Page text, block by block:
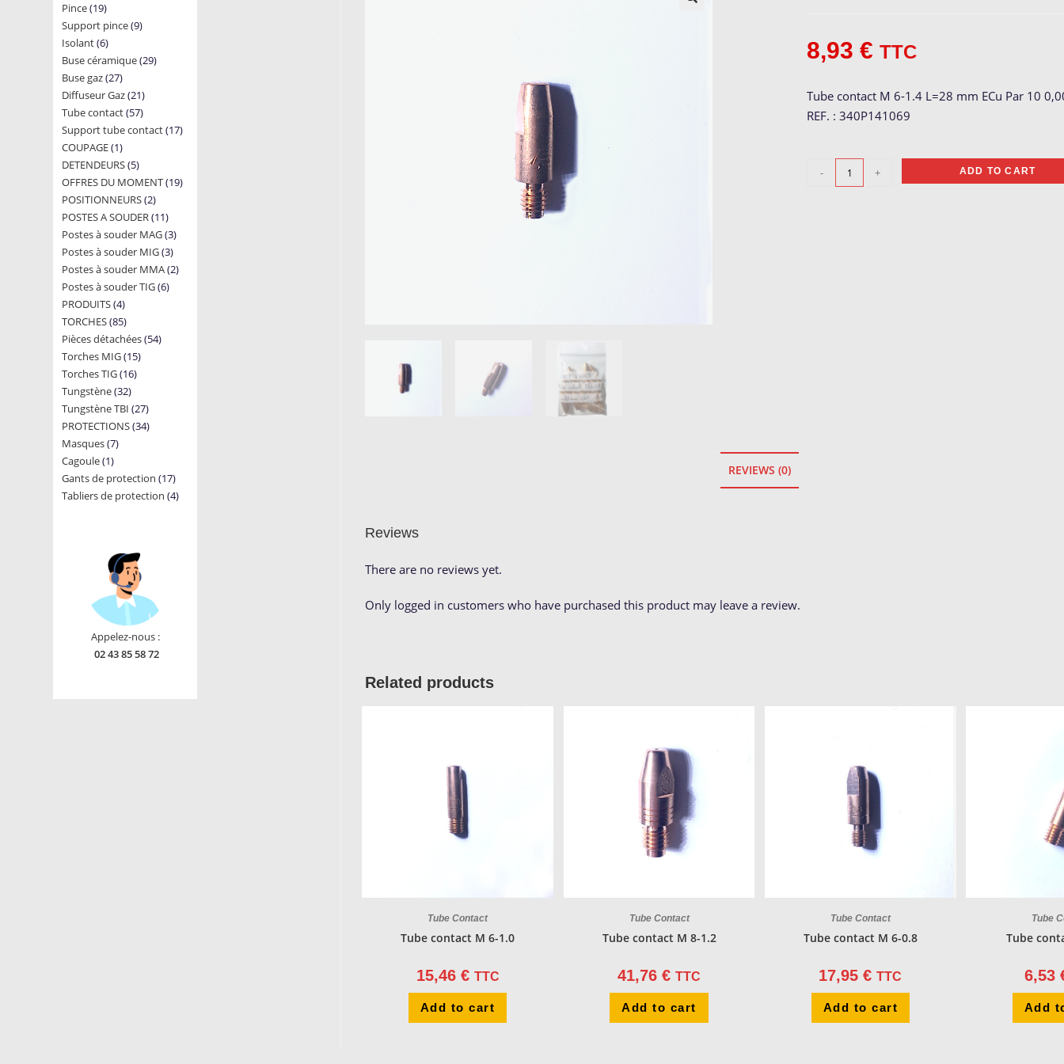
8,93€ TTC
Tube contact M 6-1.4 L=28 mm ECu Par 10
REF. : 340P141069
contact
- + ADD TO CART
REVIEWS (0)
Reviews
There are no reviews yet.
Only logged in customers who have purchased this product may leave a review.
Related products
Tube Contact
Tube contact M 6-1.0
15,46 € TTC
Add to cart
Tube Contact
Tube contact M 8-1.2
41,76 € TTC
Add to cart
Tube Contact
Tube contact M 6-0.8
17,95€ TTC
Add to cart
Tube
Tube
6,53
Add
Pince 1919
products
Support pince 99
Isolant 66
products
Buse céramique 2929
Buse gaz 2727
products
Diffuseur Gaz 2121
products
Tube contact 5757
products
Support tube contact 1717
COUPAGE 11
product
DETENDEURS 55
products
OFFRES DU MOMENT 1919
POSITIONNEURS 22
products
POSTES A SOUDER 1111
products
Postes à souder MAG 33
products
Postes à souder MIG 33
products
Postes à souder MMA 22
Postes à souder TIG 66
PRODUITS 44
products
TORCHES 8585
products
Pièces détachées 5454
Torches MIG 1515
Torches TIG 1616
Tungstène 3232
products
Tungstène TBI 2727
products
PROTECTIONS 3434
Masques 77
Cagoule 11
product
Gants de protection 1717
products
Tabliers de protection 44
Appelez-nous :
02 43 85 58 72